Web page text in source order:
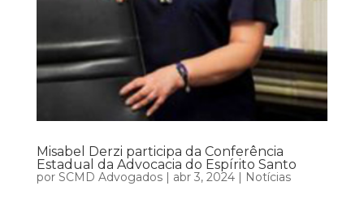
Misabel Derzi participa da Conferência
Estadual da Advocacia do Espírito Santo
por SCMD Advogados| abr 3, 2024| Notícias